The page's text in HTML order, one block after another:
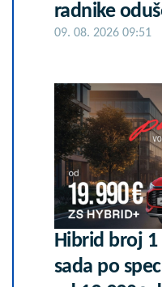
radnike
09. 08. 2026 09:51
Hibrid broj 1
sada po